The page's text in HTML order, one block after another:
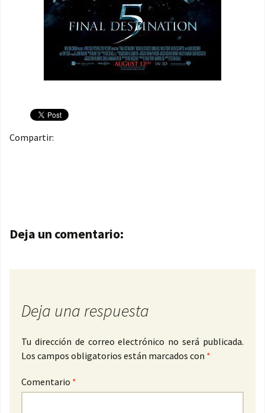
Compartir:
Navegación de entradas
Deja un comentario:
Deja una respuesta
Tu dirección de correo electrónico no será publicada.
Los campos obligatorios están marcados con *
Comentario *